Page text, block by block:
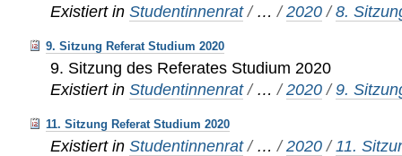
Existiert in Studentinnenrat / …/2020 /8.
9. Sitzung Referat Studium 2020
9. Sitzung des Referates Studium 2020
Existiert in Studentinnenrat / …/2020 /9.
11. Sitzung Referat Studium 2020
Existiert in Studentinnenrat / …/2020 / 11.